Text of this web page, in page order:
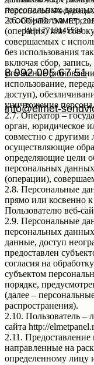
Российской
© ООО НПО "ЭЛМЕТ",
ИНН 7718145534
ЗАКАЗАТЬ
8 992 095 67 51
info@elmet-
персональных
2.6. Обработка
(операция) или
совершаемых с
без использования
включая сбор,
уточнение
использование,
доступ),
уничтожение
2.7. Оператор –
орган, юридическое
совместно с
осуществляющие
определяющие цели
персональных
(операции),
2.8. Персональные
прямо или косвенно
Пользователю веб-
2.9. Персональные
персональных
данные, доступ
предоставлен
согласия на
субъектом
порядке,
(далее –
распространения).
2.10. Пользователь –
сайта http://
2.11.
направленные на
определенному лицу